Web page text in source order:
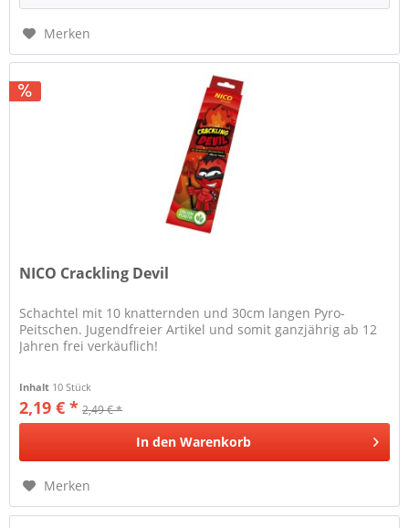
Merken
NICO Crackling Devil
Schachtel mit 10 knatternden und 30cm langen Pyro-
Peitschen. Jugendfreier Artikel und somit ganzjährig ab 12
Jahren frei verkäuflich!
Inhalt 10 Stück
2,19 € * 2,49 € *
In den Warenkorb
Merken